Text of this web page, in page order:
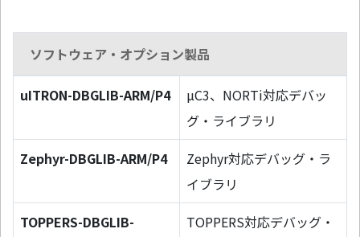
ソフトウェア・オプション製品
uITRON-DBGLIB-ARM/P4
µC3、NORTi対応デバッ
グ・ライブラリ
Zephyr-DBGLIB-ARM/P4
Zephyr対応デバッグ・ラ
イブラリ
TOPPERS-DBGLIB-
TOPPERS対応デバッグ・